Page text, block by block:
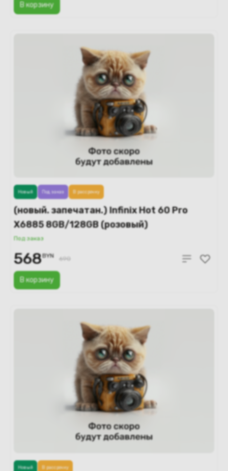
В корзину
(новый. запечатан.) Infinix Hot 60 Pro
X6885 8GB/128GB (розовый)
Под заказ
В корзину
Новый Под заказ В рассрочку
568BYN 690
Новый В рассрочку